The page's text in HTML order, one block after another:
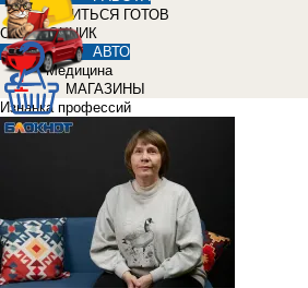
УЧИТЬСЯ ГОТОВ
СПРАВОЧНИК
АВТО
Медицина
МАГАЗИНЫ
Изнанка профессий